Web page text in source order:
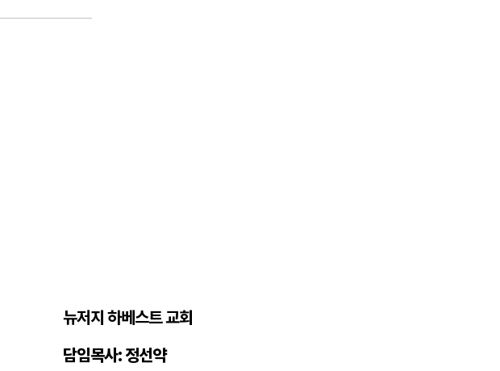
뉴저지 하베스트 교회
담임목사: 정선약